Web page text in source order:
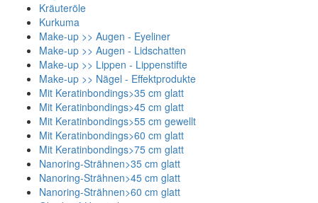
Kräuteröle
Kurkuma
Make-up >> Augen - Eyeliner
Make-up >> Augen - Lidschatten
Make-up >> Lippen - Lippenstifte
Make-up >> Nägel - Effektprodukte
Mit Keratinbondings>35 cm glatt
Mit Keratinbondings>45 cm glatt
Mit Keratinbondings>55 cm gewellt
Mit Keratinbondings>60 cm glatt
Mit Keratinbondings>75 cm glatt
Nanoring-Strähnen>35 cm glatt
Nanoring-Strähnen>45 cm glatt
Nanoring-Strähnen>60 cm glatt